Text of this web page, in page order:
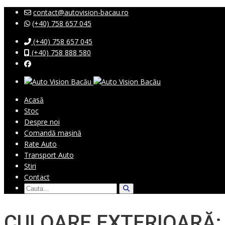
contact@autovision-bacau.ro
(+40) 758 657 045
(+40) 758 657 045
(+40) 758 888 580
Acasă
Stoc
Despre noi
Comandă mașină
Rate Auto
Transport Auto
Stiri
Contact